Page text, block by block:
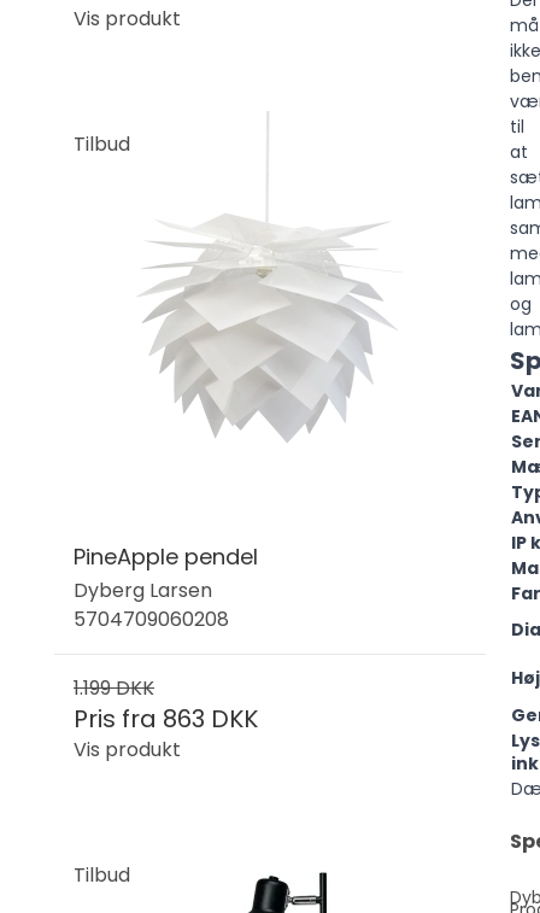
Vis produkt
Tilbud
PineApple pendel
Dyberg Larsen
5704709060208
1.199 DKK
Pris fra 863 DKK
Vis produkt
Tilbud
må
ikke
til
at
og
IP